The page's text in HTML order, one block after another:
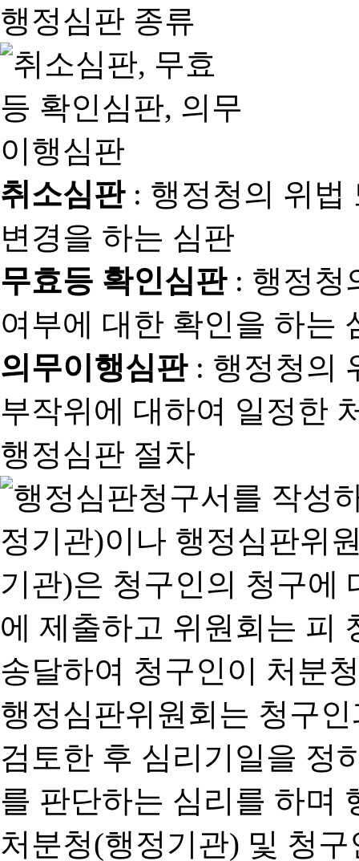
행정심판 종류
취소심판: 행정청의 위법
변경을 하는 심판
무효등 확인심판: 행정청
여부에 대한 확인을 하는
의무이행심판: 행정청의
부작위에 대하여 일정한
행정심판 절차